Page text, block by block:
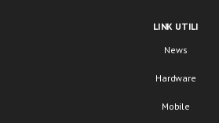
LINK UTILI
News
Hardware
Mobile